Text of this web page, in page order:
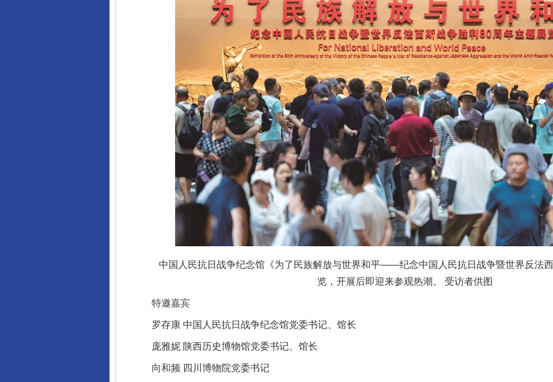
中国人民抗日战争纪念馆《为了民族解放与世界和平——纪念中国人民抗日战争暨世界反法西
览，开展后即迎来参观热潮。 受访者供图
特邀嘉宾
罗存康 中国人民抗日战争纪念馆党委书记、馆长
庞雅妮 陕西历史博物馆党委书记、馆长
向和频 四川博物院党委书记